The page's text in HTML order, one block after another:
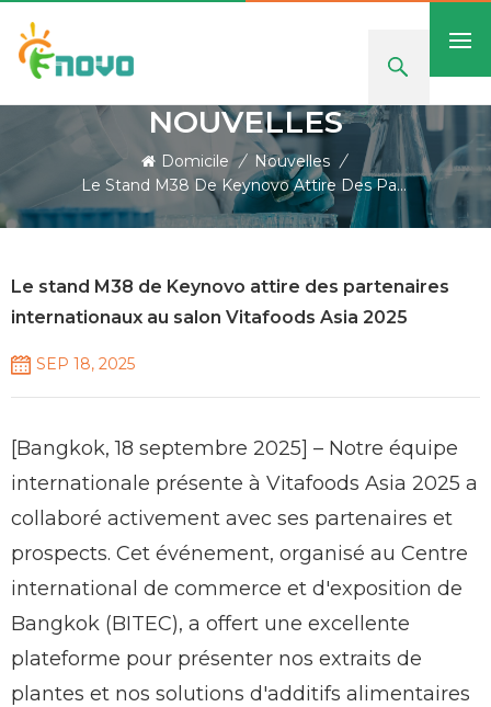
NOUVELLES
Domicile / Nouvelles /
Le Stand M38 De Keynovo Attire Des Partenaires Internationaux Au Salon Vitafoods Asia 2025
Le stand M38 de Keynovo attire des partenaires
internationaux au salon Vitafoods Asia 2025
SEP 18, 2025
[Bangkok, 18 septembre 2025] – Notre équipe
internationale présente à Vitafoods Asia 2025 a
collaboré activement avec ses partenaires et
prospects. Cet événement, organisé au Centre
international de commerce et d'exposition de
Bangkok (BITEC), a offert une excellente
plateforme pour présenter nos extraits de
plantes et nos solutions d'additifs alimentaires